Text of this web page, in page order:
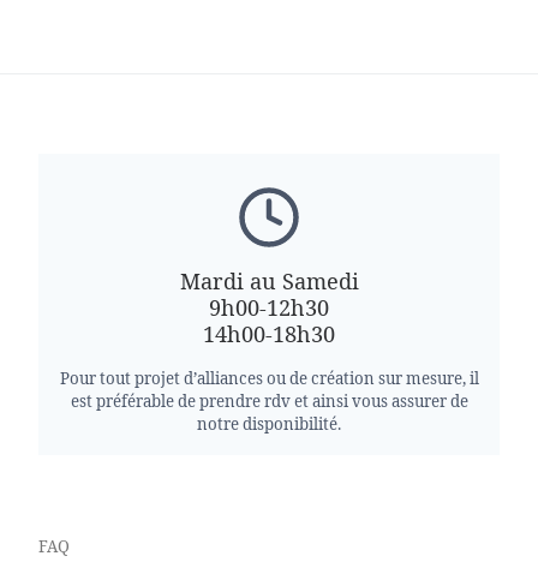
Mardi au Samedi
9h00-12h30
14h00-18h30
Pour tout projet d’alliances ou de création sur mesure, il
est préférable de prendre rdv et ainsi vous assurer de
notre disponibilité.
FAQ